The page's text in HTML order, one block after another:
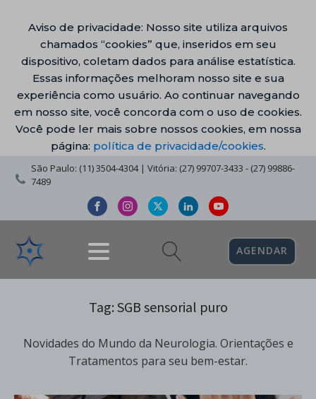
Aviso de privacidade: Nosso site utiliza arquivos
chamados “cookies” que, inseridos em seu
dispositivo, coletam dados para análise estatística.
Essas informações melhoram nosso site e sua
experiência como usuário. Ao continuar navegando
em nosso site, você concorda com o uso de cookies.
Você pode ler mais sobre nossos cookies, em nossa
página: política de privacidade/cookies.
São Paulo: (11) 3504-4304 | Vitória: (27) 99707-3433 - (27) 99886-
7489
AGENDAR
Tag: SGB sensorial puro
Novidades do Mundo da Neurologia. Orientações e
Tratamentos para seu bem-estar.